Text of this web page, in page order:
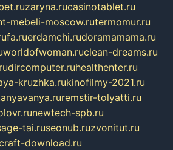
zaryna.rucasinotablet.ru
mebeli-moscow.rutermomur.ru
erdamchi.rudoramamama.ru
worldofwoman.ruclean-dreams.ru
dircomputer.ruhealthenter.ru
kruzhka.rukinofilmy-2021.ru
remstir-tolyatti.ru
newtech-spb.ru
tai.ruseonub.ruzvonitut.ru
download.ru